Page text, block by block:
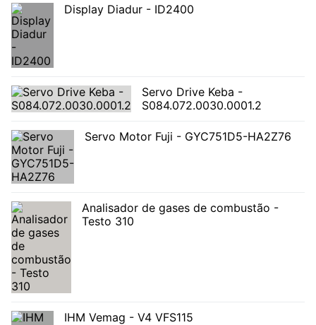
Display Diadur - ID2400
Servo Drive Keba -
S084.072.0030.0001.2
Servo Motor Fuji - GYC751D5-HA2Z76
Analisador de gases de combustão -
Testo 310
IHM Vemag - V4 VFS115